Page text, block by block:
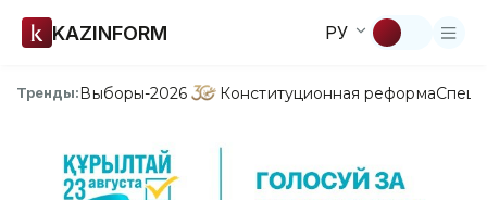
KAZINFORM РУ
Тренды:Выборы-2026 Конституционная реформа